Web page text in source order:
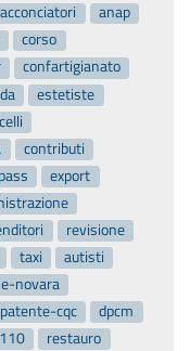
acconciatori
anap
corso
confartigianato
estetiste
contributi
export
revisione
taxi
autisti
novara
patente-cqc
dpcm
110
restauro